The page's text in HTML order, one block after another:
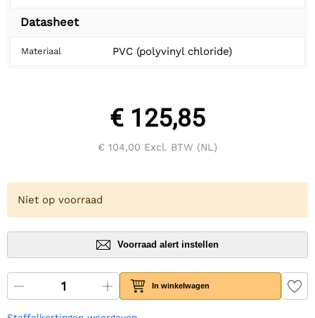
Datasheet
Materiaal PVC (polyvinyl chloride)
€ 125,85
€ 104,00 Excl. BTW (NL)
Niet op voorraad
Voorraad alert instellen
In winkelwagen